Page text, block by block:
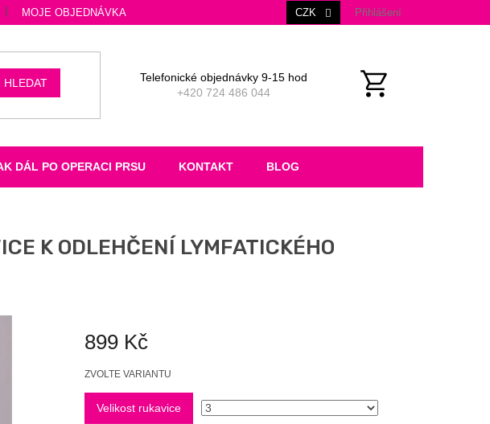
MOJE OBJEDNÁVKA CZK Přihlášení
HLEDAT
Telefonické objednávky 9-15 hod
+420 724 486 044
DÁL PO OPERACI PRSU KONTAKT BLOG
K ODLEHČENÍ LYMFATICKÉHO
899 Kč
Měrná
ZVOLTE VARIANTU
Velikost rukavice